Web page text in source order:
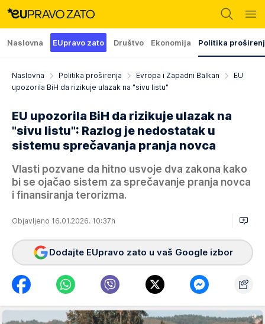
Naslovna EUpravo zato Društvo Ekonomija Politika
Naslovna Politika proširenja Evropa i Zapadni Balkan
EU
upozorila BiH da rizikuje ulazak na "sivu listu"
EU upozorila BiH da rizikuje ulazak na
"sivu listu": Razlog je nedostatak u
sistemu sprečavanja pranja novca
Vlasti pozvane da hitno usvoje dva zakona kako
bi se ojačao sistem za sprečavanje pranja novca
i finansiranja terorizma.
Objavljeno 16.01.2026. 10:37h
Dodajte EUpravo zato u vaš Google izbor